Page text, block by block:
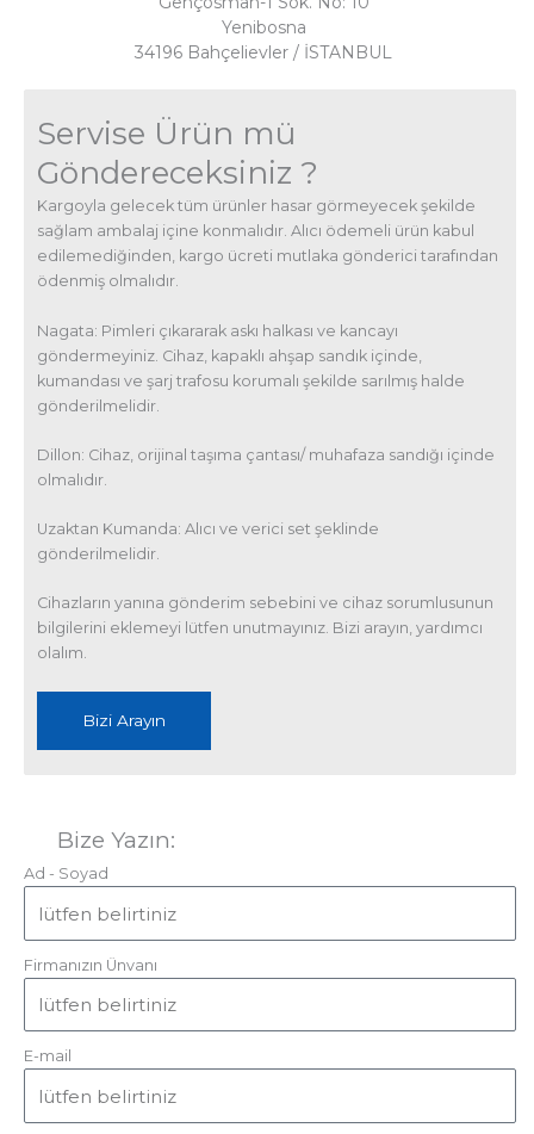
Yenibosna
34196 Bahçelievler / İSTANBUL
Servise Ürün mü
Göndereceksiniz ?
Kargoyla gelecek tüm ürünler hasar görmeyecek şekilde
sağlam ambalaj içine konmalıdır. Alıcı ödemeli ürün kabul
edilemediğinden, kargo ücreti mutlaka gönderici tarafından
ödenmiş olmalıdır.
Nagata: Pimleri çıkararak askı halkası ve kancayı
göndermeyiniz. Cihaz, kapaklı ahşap sandık içinde,
kumandası ve şarj trafosu korumalı şekilde sarılmış halde
gönderilmelidir.
Dillon: Cihaz, orijinal taşıma çantası/ muhafaza sandığı içinde
olmalıdır.
Uzaktan Kumanda: Alıcı ve verici set şeklinde
gönderilmelidir.
Cihazların yanına gönderim sebebini ve cihaz sorumlusunun
bilgilerini eklemeyi lütfen unutmayınız. Bizi arayın, yardımcı
olalım.
Bizi Arayın
Bize Yazın:
Ad - Soyad
Firmanızın Ünvanı
E-mail